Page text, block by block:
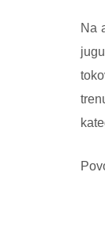
Na